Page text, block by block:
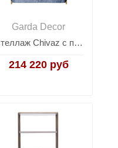
Garda Decor
Стеллаж Chivaz с полками из черного стекла 58DB-SH20023B
214 220 руб